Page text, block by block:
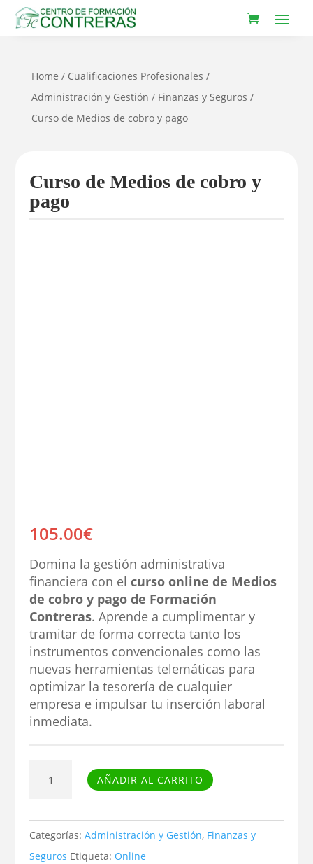
Home / Cualificaciones Profesionales /
Administración y Gestión / Finanzas y Seguros /
Curso de Medios de cobro y pago
Curso de Medios de cobro y
pago
105.00€
Domina la gestión administrativa
financiera con elcurso online de Medios
de cobro y pago de Formación
Contreras. Aprende a cumplimentar y
tramitar de forma correcta tanto los
instrumentos convencionales como las
nuevas herramientas telemáticas para
optimizar la tesorería de cualquier
empresa e impulsar tu inserción laboral
inmediata.
de
cobro
AÑADIR AL CARRITO
Categorías:Administración y Gestión, Finanzas y
Seguros Etiqueta: Online